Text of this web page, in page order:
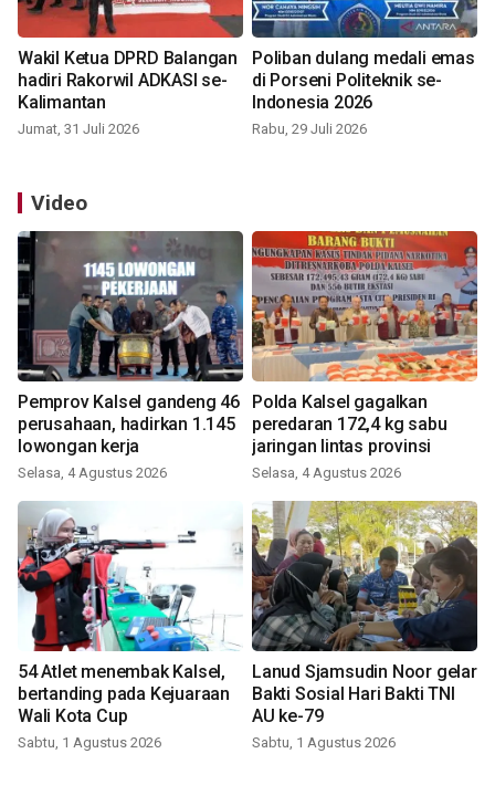
Wakil Ketua DPRD Balangan
hadiri Rakorwil ADKASI se-
Kalimantan
Jumat, 31 Juli 2026
Poliban dulang medali emas
di Porseni Politeknik se-
Indonesia 2026
Rabu, 29 Juli 2026
Video
Pemprov Kalsel gandeng 46
perusahaan, hadirkan 1.145
lowongan kerja
Selasa, 4 Agustus 2026
Polda Kalsel gagalkan
peredaran 172,4 kg sabu
jaringan lintas provinsi
Selasa, 4 Agustus 2026
54 Atlet menembak Kalsel,
bertanding pada Kejuaraan
Wali Kota Cup
Sabtu, 1 Agustus 2026
Lanud Sjamsudin Noor gelar
Bakti Sosial Hari Bakti TNI
AU ke-79
Sabtu, 1 Agustus 2026